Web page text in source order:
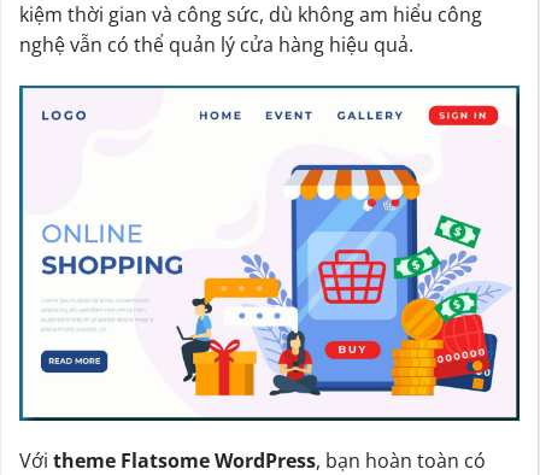
kiệm thời gian và công sức, dù không am hiểu công
nghệ vẫn có thể quản lý cửa hàng hiệu quả.
Với theme Flatsome WordPress, bạn hoàn toàn có